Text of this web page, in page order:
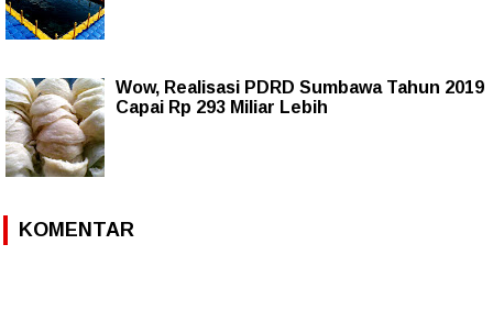
Wow, Realisasi PDRD Sumbawa Tahun 2019
Capai Rp 293 Miliar Lebih
KOMENTAR